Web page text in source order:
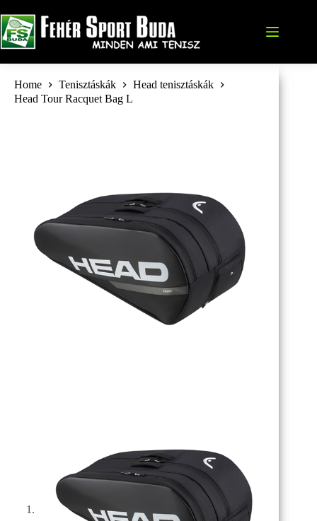
to
content
Home Tenisztáskák
Head tenisztáskák
Head Tour Racquet Bag L